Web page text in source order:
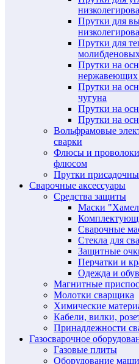
Прутки для
Прутки для
Прутки на
нержавеющих
Прутки на
чугуна
Прутки на
Прутки на
Вольфрамовые
сварки
Флюсы и проволоки
флюсом
Прутки
Сварочные аксессуары
Средства защиты
Маски
Сварочные
Стекла для
Защитные
Перчатки и
Одежда и
Магнитные
Молотки сварщика
Химические
Кабели, вилки,
Принадлежности
Газосварочное
Газовые плиты
Оборудование